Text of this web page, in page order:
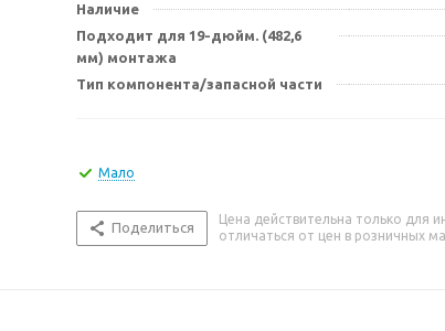
Наличие
Подходит для 19-дюйм. (482,6
мм) монтажа
Тип компонента/запасной части
Мало
Поделиться
Цена действительна только для
отличаться от цен в розничных